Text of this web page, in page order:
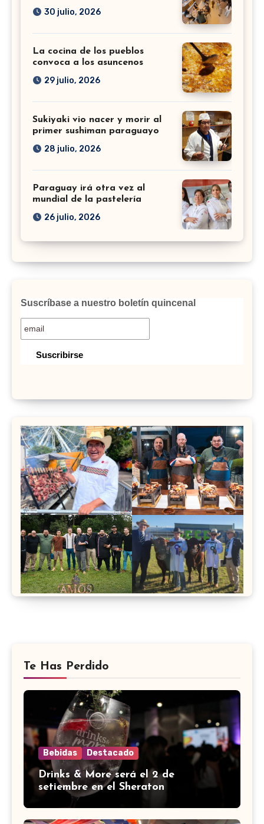
30 julio, 2026
La cocina de los pueblos
convoca a los asuncenos
29 julio, 2026
Sukiyaki vio nacer y morir al
primer sushiman paraguayo
28 julio, 2026
Paraguay irá otra vez al
mundial de la pastelería
26 julio, 2026
Suscríbase a nuestro boletín quincenal
Te Has Perdido
Bebidas Destacado
Drinks & More será el 2 de
setiembre en el Sheraton